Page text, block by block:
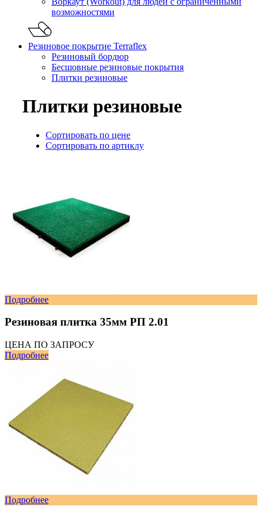
возможностями
Резиновое покрытие Terraflex
Резиновый бордюр
Бесшовные резиновые покрытия
Плитки резиновые
Плитки резиновые
Сортировать по цене
Сортировать по артиклу
Подробнее
Резиновая плитка 35мм РП 2.01
ЦЕНА ПО ЗАПРОСУ
Подробнее
Подробнее